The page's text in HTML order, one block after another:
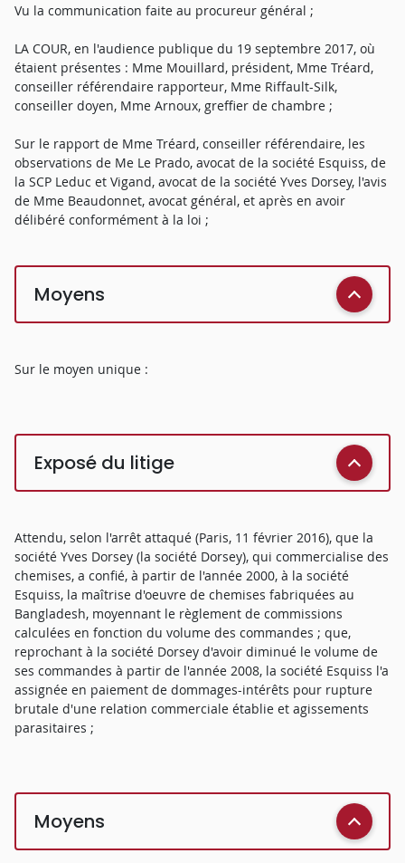
Vu la communication faite au procureur général ;
LA COUR, en l'audience publique du 19 septembre 2017, où
étaient présentes : Mme Mouillard, président, Mme Tréard,
conseiller référendaire rapporteur, Mme Riffault-Silk,
conseiller doyen, Mme Arnoux, greffier de chambre ;
Sur le rapport de Mme Tréard, conseiller référendaire, les
observations de Me Le Prado, avocat de la société Esquiss, de
la SCP Leduc et Vigand, avocat de la société Yves Dorsey, l'avis
de Mme Beaudonnet, avocat général, et après en avoir
délibéré conformément à la loi ;
Moyens
Sur le moyen unique :
Exposé du litige
Attendu, selon l'arrêt attaqué (Paris, 11 février 2016), que la
société Yves Dorsey (la société Dorsey), qui commercialise des
chemises, a confié, à partir de l'année 2000, à la société
Esquiss, la maîtrise d'oeuvre de chemises fabriquées au
Bangladesh, moyennant le règlement de commissions
calculées en fonction du volume des commandes ; que,
reprochant à la société Dorsey d'avoir diminué le volume de
ses commandes à partir de l'année 2008, la société Esquiss l'a
assignée en paiement de dommages-intérêts pour rupture
brutale d'une relation commerciale établie et agissements
parasitaires ;
Moyens